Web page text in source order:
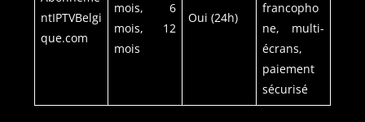
ntIPTVBelgi
que.com
mois, 6
mois, 12
mois
Oui (24h)
francopho
ne, multi-
écrans,
paiement
sécurisé